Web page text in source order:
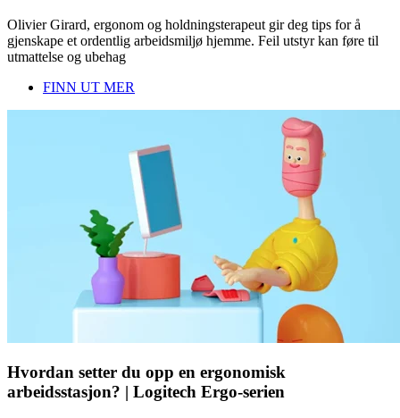
Olivier Girard, ergonom og holdningsterapeut gir deg tips for å
gjenskape et ordentlig arbeidsmiljø hjemme. Feil utstyr kan føre til
utmattelse og ubehag
FINN UT MER
Hvordan setter du opp en ergonomisk
arbeidsstasjon? | Logitech Ergo-serien